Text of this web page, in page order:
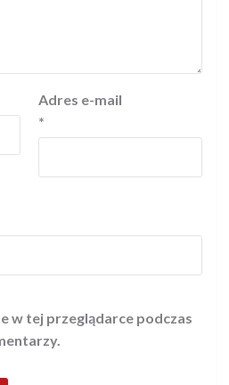
Adres e-mail
*
w tej przeglądarce podczas